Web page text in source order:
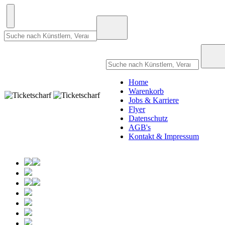
Home
Warenkorb
Jobs & Karriere
Flyer
Datenschutz
AGB's
Kontakt & Impressum